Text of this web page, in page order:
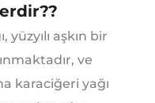
yüzyılı aşkın bir
ve
karaciğeri yağı